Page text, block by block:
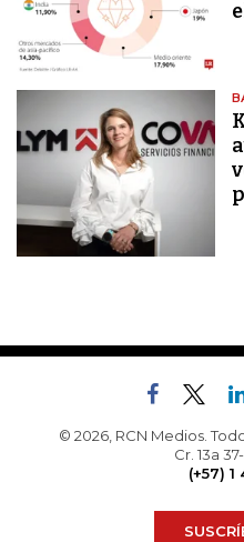
© 2026, RCN Medios.
Cr. 13a
(+57)